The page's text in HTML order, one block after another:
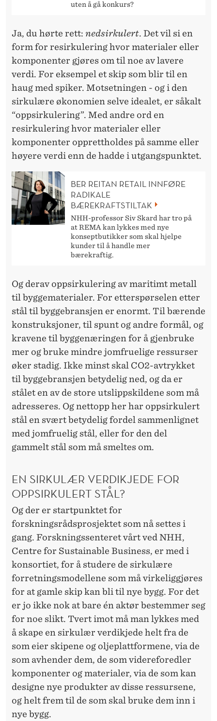
uten å gå konkurs?
Ja, du hørte rett: nedsirkulert. Det vil si en
form for resirkulering hvor materialer eller
komponenter gjøres om til noe av lavere
verdi. For eksempel et skip som blir til en
haug med spiker. Motsetningen - og i den
sirkulære økonomien selve idealet, er såkalt
“oppsirkulering”. Med andre ord en
resirkulering hvor materialer eller
komponenter opprettholdes på samme eller
høyere verdi enn de hadde i utgangspunktet.
BER REITAN RETAIL INNFØRE
RADIKALE
BÆREKRAFTSTILTAK
NHH-professor Siv Skard har tro på
at REMA kan lykkes med nye
konseptbutikker som skal hjelpe
kunder til å handle mer
bærekraftig.
Og derav oppsirkulering av maritimt metall
til byggematerialer. For etterspørselen etter
stål til byggebransjen er enormt. Til bærende
konstruksjoner, til spunt og andre formål, og
kravene til byggenæringen for å gjenbruke
mer og bruke mindre jomfruelige ressurser
øker stadig. Ikke minst skal CO2-avtrykket
til byggebransjen betydelig ned, og da er
stålet en av de store utslippskildene som må
adresseres. Og nettopp her har oppsirkulert
stål en svært betydelig fordel sammenlignet
med jomfruelig stål, eller for den del
gammelt stål som må smeltes om.
EN SIRKULÆR VERDIKJEDE FOR
OPPSIRKULERT STÅL?
Og der er startpunktet for
forskningsrådsprosjektet som nå settes i
gang. Forskningssenteret vårt ved NHH,
Centre for Sustainable Business, er med i
konsortiet, for å studere de sirkulære
forretningsmodellene som må virkeliggjøres
for at gamle skip kan bli til nye bygg. For det
er jo ikke nok at bare én aktør bestemmer seg
for noe slikt. Tvert imot må man lykkes med
å skape en sirkulær verdikjede helt fra de
som eier skipene og oljeplattformene, via de
som avhender dem, de som videreforedler
komponenter og materialer, via de som kan
designe nye produkter av disse ressursene,
og helt frem til de som skal bruke dem inn i
nye bygg.